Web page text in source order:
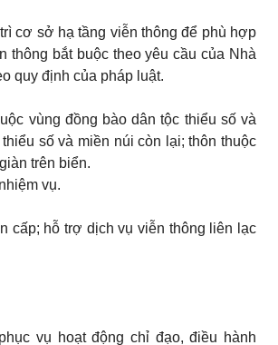
cơ sở hạ tầng viễn thông để phù hợp
thông bắt buộc theo yêu cầu của Nhà
quy định của pháp luật.
vùng đồng bào dân tộc thiểu số và
số và miền núi còn lại; thôn thuộc
trên biển.
vụ.
cấp; hỗ trợ dịch vụ viễn thông liên lạc
vụ hoạt động chỉ đạo, điều hành